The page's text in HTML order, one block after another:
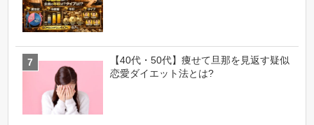
【40代・50代】痩せて旦那を見返す疑似
恋愛ダイエット法とは?